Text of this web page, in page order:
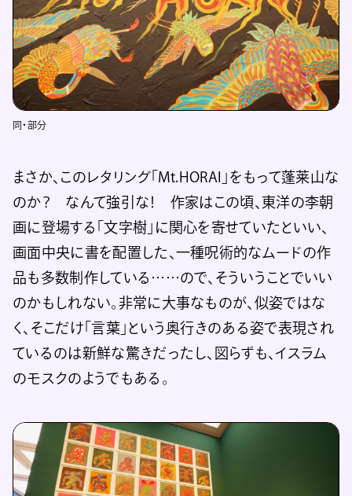
同・部分
まさか、このレタリング「Mt.HORAI」をもって蓬莱山な
のか？ なんて強引な！ 作家はこの頃、東洋の李朝
画に登場する「文字樹」に関心を寄せていたといい、
画面中央に書を配置した、一種呪術的なムードの作
品も多数制作している……ので、そういうことでいい
のかもしれない。非常に大事なものが、似姿ではな
く、そこだけ「言葉」という奥行きのある姿で表現され
ているのは新鮮な驚きだったし、図らずも、イスラム
のモスクのようでもある。